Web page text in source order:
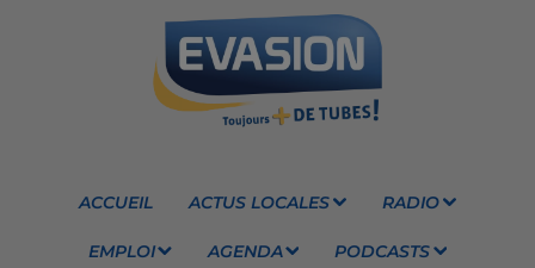
ACCUEIL ACTUS LOCALES RADIO
EMPLOI AGENDA PODCASTS